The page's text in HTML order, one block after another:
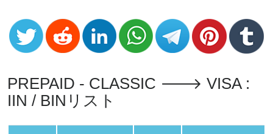
Generator
from
Banks
Credit
Card
PREPAID - CLASSIC 🡒 VISA :
IIN / BINリスト